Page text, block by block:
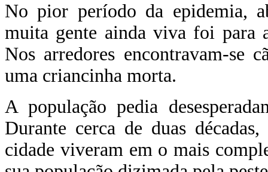
No pior período da epidemia,
muita gente ainda viva foi para
Nos arredores encontravam-se
uma criancinha morta.
A população pedia
Durante cerca de duas
cidade viveram em o mais